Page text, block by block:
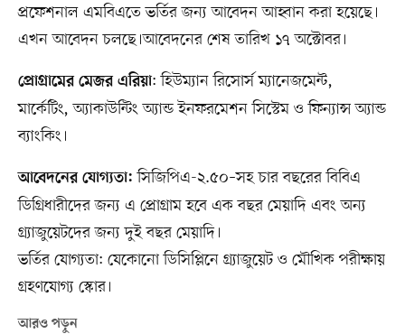
প্রফেশনাল এমবিএতে ভর্তির জন্য আবেদন আহ্বান করা হয়েছে।
এখন আবেদন চলছে।আবেদনের শেষ তারিখ ১৭ অক্টোবর।
প্রোগ্রামের মেজর এরিয়া: হিউম্যান রিসোস৴ ম্যানেজমেন্ট,
মার্কেটিং, অ্যাকাউন্টিং অ্যান্ড ইনফরমেশন সিস্টেম ও ফিন্যান্স অ্যান্ড
ব্যাংকিং।
আবেদনের যোগ্যতা: সিজিপিএ-২.৫০–সহ চার বছরের বিবিএ
ডিগ্রিধারীদের জন্য এ প্রোগ্রাম হবে এক বছর মেয়াদি এবং অন্য
গ্র্যাজুয়েটদের জন্য দুই বছর মেয়াদি।
ভর্তির যোগ্যতা: যেকোনো ডিসিপ্লিনে গ্র্যাজুয়েট ও মৌখিক পরীক্ষায়
গ্রহণযোগ্য স্কোর।
আরও পড়ুন